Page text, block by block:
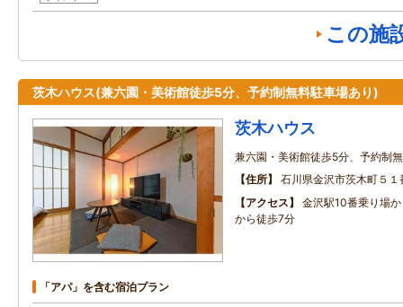
この施
茨木ハウス(兼六園・美術館徒歩5分、予約制無料駐車場あり)
茨木ハウス
兼六園・美術館徒歩5分、予約制
住所
石川県金沢市茨木町５１
アクセス
金沢駅10番乗り場
から徒歩7分
「アパ」を含む宿泊プラン